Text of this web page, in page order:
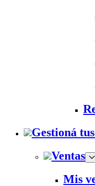
Gestioná
Ventas
Mis